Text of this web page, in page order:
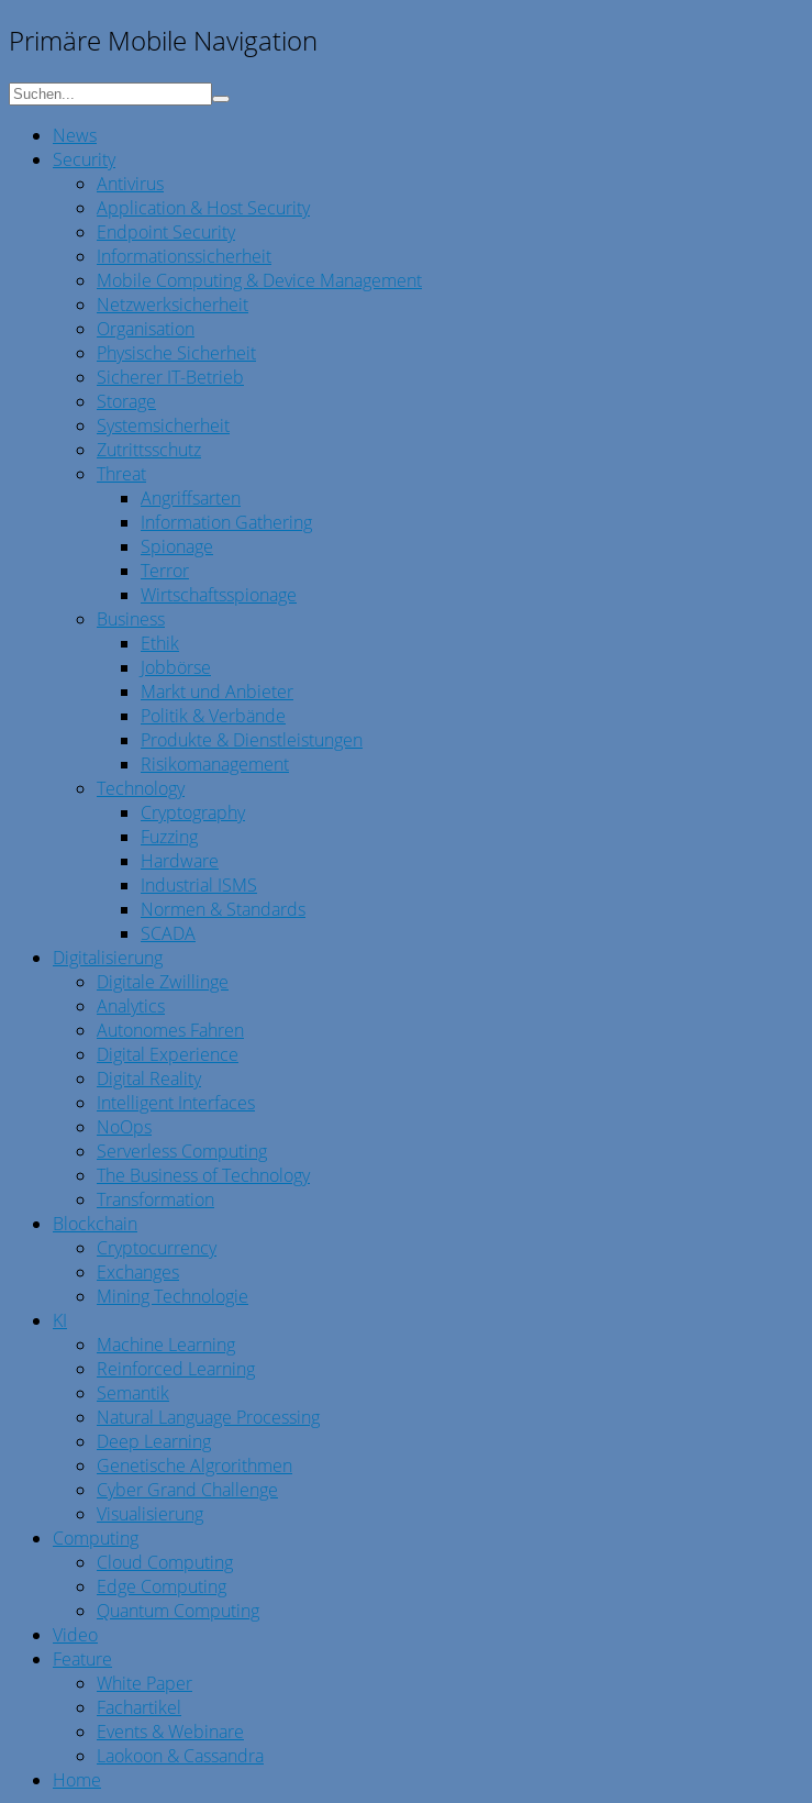
Primäre Mobile Navigation
News
Security
Antivirus
Application & Host Security
Endpoint Security
Informationssicherheit
Mobile Computing & Device Management
Netzwerksicherheit
Organisation
Physische Sicherheit
Sicherer IT-Betrieb
Storage
Systemsicherheit
Zutrittsschutz
Threat
Angriffsarten
Information Gathering
Spionage
Terror
Wirtschaftsspionage
Business
Ethik
Jobbörse
Markt und Anbieter
Politik & Verbände
Produkte & Dienstleistungen
Risikomanagement
Technology
Cryptography
Fuzzing
Hardware
Industrial ISMS
Normen & Standards
SCADA
Digitalisierung
Digitale Zwillinge
Analytics
Autonomes Fahren
Digital Experience
Digital Reality
Intelligent Interfaces
NoOps
Serverless Computing
The Business of Technology
Transformation
Blockchain
Cryptocurrency
Exchanges
Mining Technologie
KI
Machine Learning
Reinforced Learning
Semantik
Natural Language Processing
Deep Learning
Genetische Algrorithmen
Cyber Grand Challenge
Visualisierung
Computing
Cloud Computing
Edge Computing
Quantum Computing
Video
Feature
White Paper
Fachartikel
Events & Webinare
Laokoon & Cassandra
Home